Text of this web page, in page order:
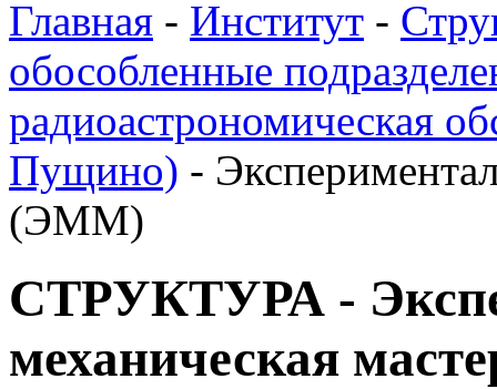
Главная - Институт -
обособленные
радиоастрономическая
Пущино) -
(ЭММ)
СТРУКТУРА -
механическая